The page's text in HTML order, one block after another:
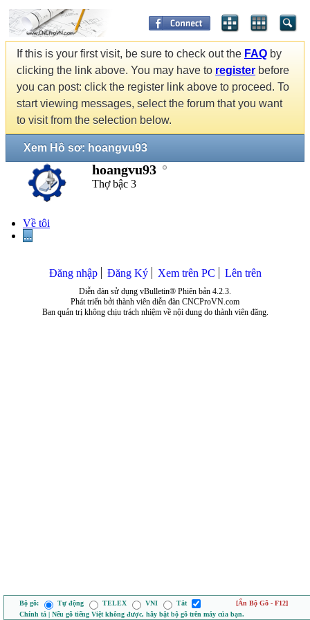
If this is your first visit, be sure to check out the FAQ by
clicking the link above. You may have to register before
you can post: click the register link above to proceed. To
start viewing messages, select the forum that you want
to visit from the selection below.
Xem Hồ sơ: hoangvu93
hoangvu93
Thợ bậc 3
Về tôi
...
Đăng nhập Đăng Ký Xem trên PC Lên trên
Diễn đàn sử dụng vBulletin® Phiên bản 4.2.3.
Phát triển bởi thành viên diễn đàn CNCProVN.com
Ban quản trị không chịu trách nhiệm về nội dung do thành viên đăng.
Bộ gõ: Tự động TELEX VNI Tắt
[Ẩn Bộ Gõ - F12]
Chính tả | Nếu gõ tiếng Việt không được, hãy bật bộ gõ trên máy của bạn.